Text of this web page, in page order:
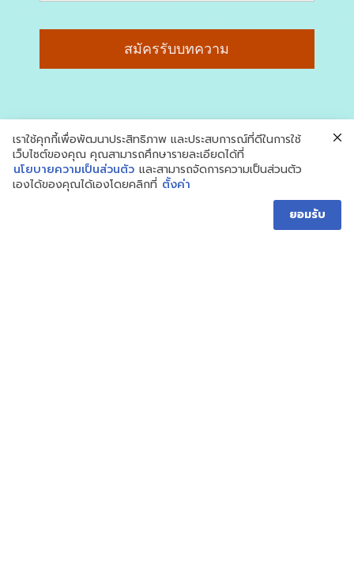
เราใช้คุกกี้เพื่อพัฒนาประสิทธิภาพ และประสบการณ์ที่ดีในการใช้
เว็บไซต์ของคุณ คุณสามารถศึกษารายละเอียดได้ที่
นโยบายความเป็นส่วนตัว และสามารถจัดการความเป็นส่วนตัว
เองได้ของคุณได้เองโดยคลิกที่ ตั้งค่า
ยอมรับ